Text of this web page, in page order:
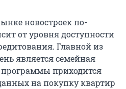
новостроек по-
от уровня доступности
Главной из
является семейная
приходится
на покупку квартир